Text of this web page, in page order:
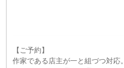
【ご予約】
作家である店主が一と組づつ対応。